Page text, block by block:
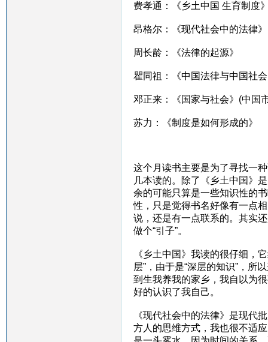
费孝通：《乡土中国 生育制度
昂格尔：《现代社会中的法律》
周长龄：《法律的起源》
瞿同祖：《中国法律与中国社
邓正来：《国家与社会》(中国
苏力：《制度是如何形成的》
这个月读书主要是为了寻找一
几本读的。除了《乡土中国》
余的可能只算是一些知识性的
性，只是觉得书名好像有一点
说，还是有一点联系的。其实
做个“引子”。
《乡土中国》我读的很仔细，
层”，由于是“深层的知识”，所
到生我养我的家乡，我自以为
好的认识了我自己。
《现代社会中的法律》是现代
方人的思维方式，我也很不适